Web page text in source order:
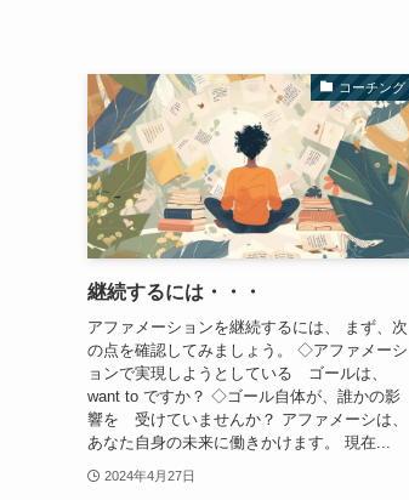
コーチング
継続するには・・・
アファメーションを継続するには、 まず、次
の点を確認してみましょう。 ◇アファメーシ
ョンで実現しようとしている ゴールは、
want to ですか？ ◇ゴール自体が、誰かの影
響を 受けていませんか？ アファメーシは、
あなた自身の未来に働きかけます。 現在...
2024年4月27日